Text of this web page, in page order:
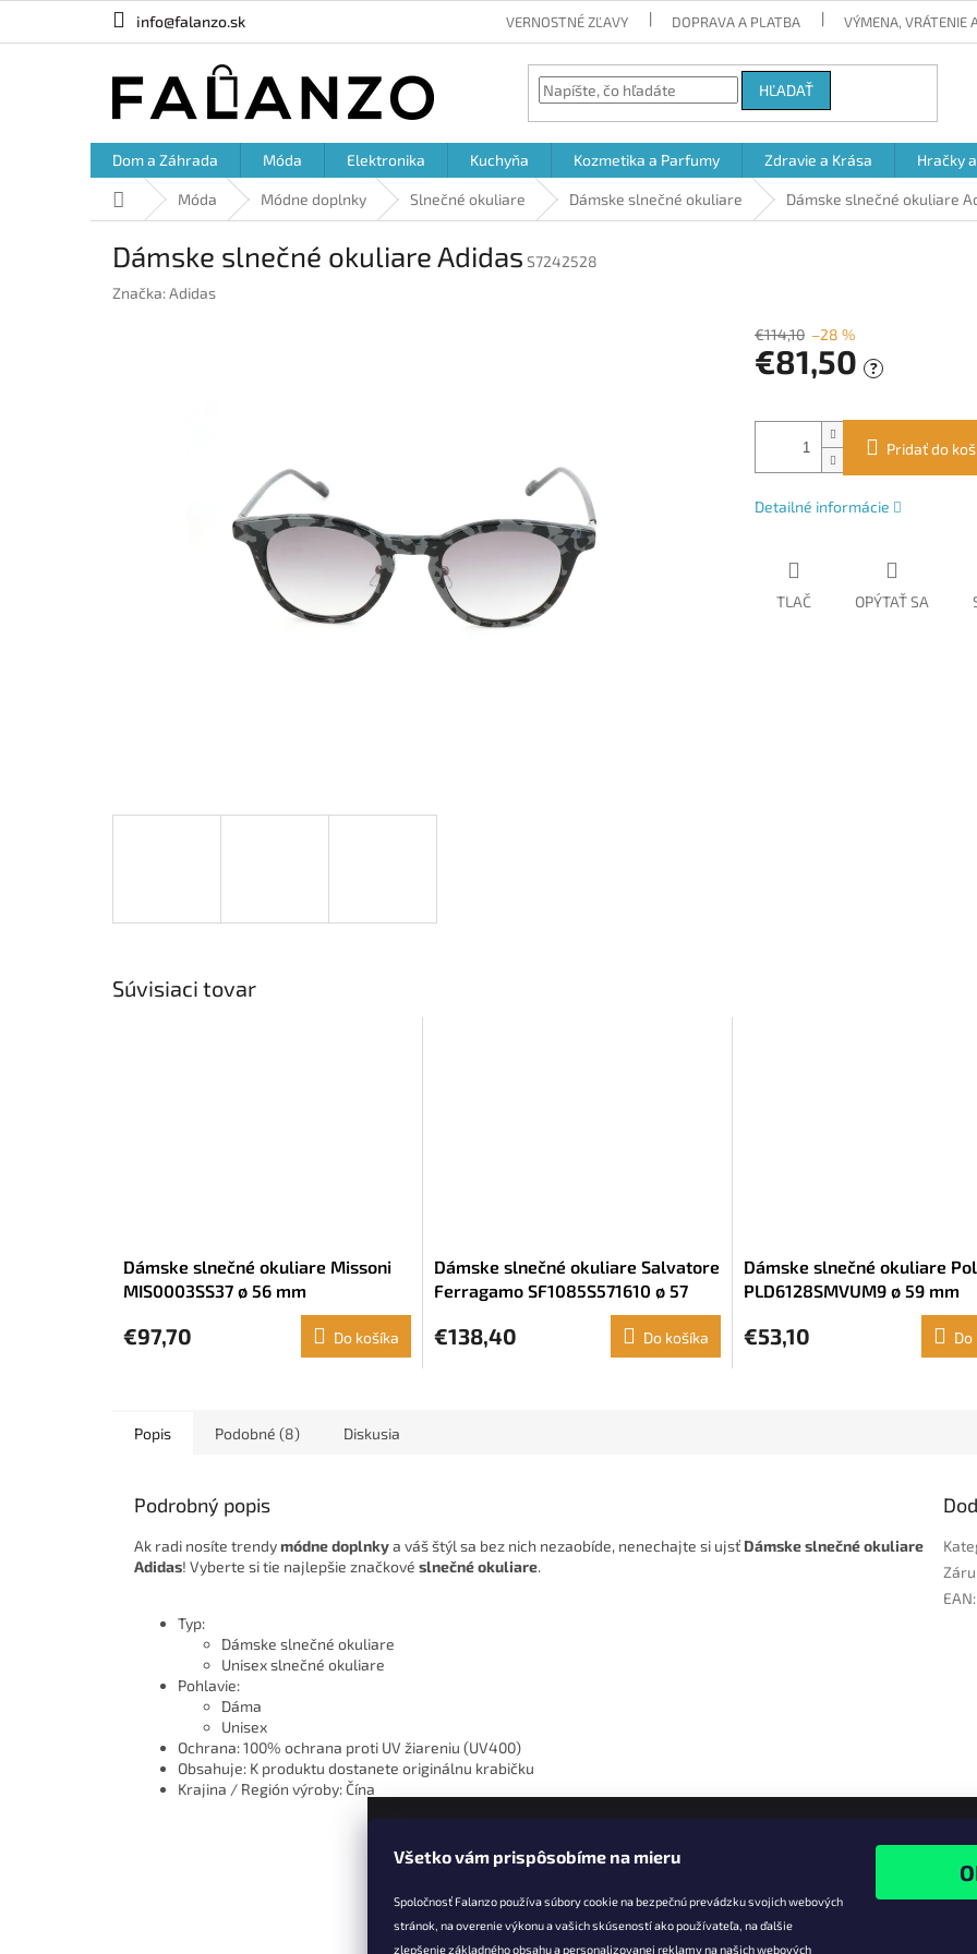
Všetko vám prispôsobíme na mieru
Spoločnosť Falanzo používa súbory cookie na bezpečnú prevádzku svojich webových
stránok, na overenie výkonu a vašich skúseností ako používateľa, na ďalšie
zlepšenie základného obsahu a personalizovanej reklamy na našich webových
info@falanzo.sk VERNOSTNÉ ZĽAVY DOPRAVA A PLATBA VÝMENA, VRÁTENIE
HĽADAŤ
Dom a Záhrada Móda Elektronika Kuchyňa Kozmetika a Parfumy Zdravie a Krása Hračky
DomovMóda Módne doplnky Slnečné okuliare Dámske slnečné okuliare Dámske slnečné okuliare
Dámske slnečné okuliare Adidas S7242528
Značka:Adidas
€114,10 –28 %
€81,50 ?
cena:
Pridať do
Detailné informácie
TLAČ OPÝTAŤ SA
Súvisiaci tovar
Dámske slnečné okuliare Missoni
MIS0003SS37 ø 56 mm
€97,70 Do košíka
Dámske slnečné okuliare Salvatore
Ferragamo SF1085S571610 ø 57
€138,40 Do košíka
Dámske slnečné okuliare
PLD6128SMVUM9 ø 59 mm
€53,10 Do
Popis Podobné (8) Diskusia
Podrobný popis
Ak radi nosíte trendymódne doplnkya váš štýl sa bez nich nezaobíde, nenechajte si ujsť Dámske slnečné okuliare
Adidas! Vyberte si tie najlepšie značkové slnečné okuliare.
Typ:
Dámske slnečné okuliare
Unisex slnečné okuliare
Pohlavie:
Dáma
Unisex
Ochrana: 100% ochrana proti UV žiareniu (UV400)
Obsahuje: K produktu dostanete originálnu krabičku
Krajina / Región výroby: Čína
EAN: